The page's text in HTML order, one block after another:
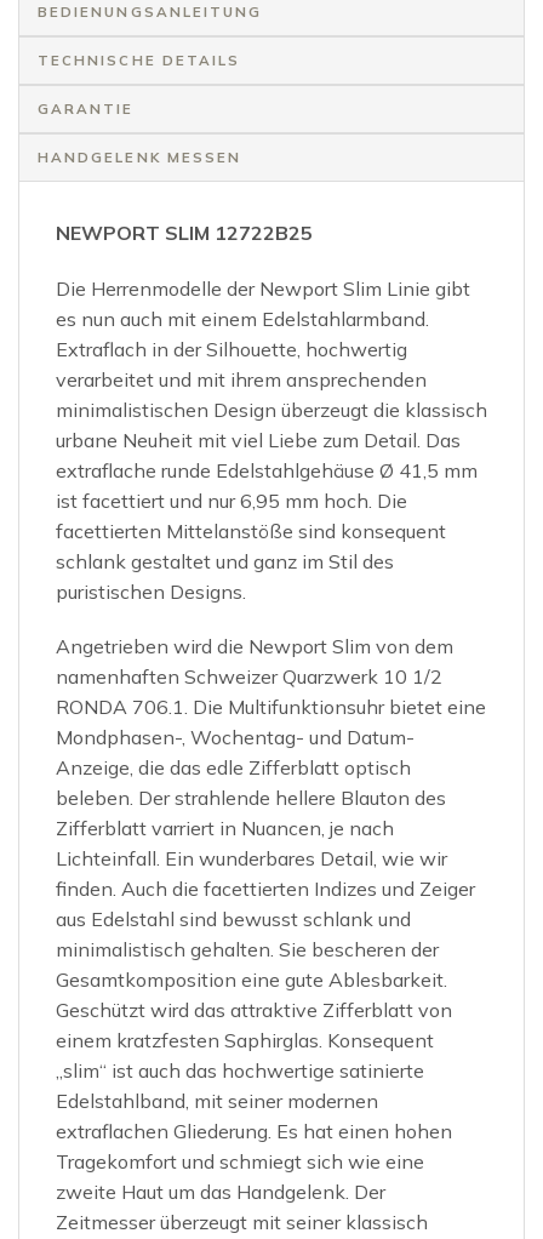
BEDIENUNGSANLEITUNG
TECHNISCHE DETAILS
GARANTIE
HANDGELENK MESSEN
NEWPORT SLIM 12722B25
Die Herrenmodelle der Newport Slim Linie gibt
es nun auch mit einem Edelstahlarmband.
Extraflach in der Silhouette, hochwertig
verarbeitet und mit ihrem ansprechenden
minimalistischen Design überzeugt die klassisch
urbane Neuheit mit viel Liebe zum Detail. Das
extraflache runde Edelstahlgehäuse Ø 41,5 mm
ist facettiert und nur 6,95 mm hoch. Die
facettierten Mittelanstöße sind konsequent
schlank gestaltet und ganz im Stil des
puristischen Designs.
Angetrieben wird die Newport Slim von dem
namenhaften Schweizer Quarzwerk 10 1/2
RONDA 706.1. Die Multifunktionsuhr bietet eine
Mondphasen-, Wochentag- und Datum-
Anzeige, die das edle Zifferblatt optisch
beleben. Der strahlende hellere Blauton des
Zifferblatt varriert in Nuancen, je nach
Lichteinfall. Ein wunderbares Detail, wie wir
finden. Auch die facettierten Indizes und Zeiger
aus Edelstahl sind bewusst schlank und
minimalistisch gehalten. Sie bescheren der
Gesamtkomposition eine gute Ablesbarkeit.
Geschützt wird das attraktive Zifferblatt von
einem kratzfesten Saphirglas. Konsequent
„slim“ ist auch das hochwertige satinierte
Edelstahlband, mit seiner modernen
extraflachen Gliederung. Es hat einen hohen
Tragekomfort und schmiegt sich wie eine
zweite Haut um das Handgelenk. Der
Zeitmesser überzeugt mit seiner klassisch